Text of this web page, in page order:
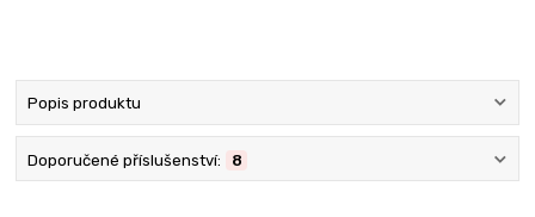
Popis produktu
Doporučené příslušenství: 8